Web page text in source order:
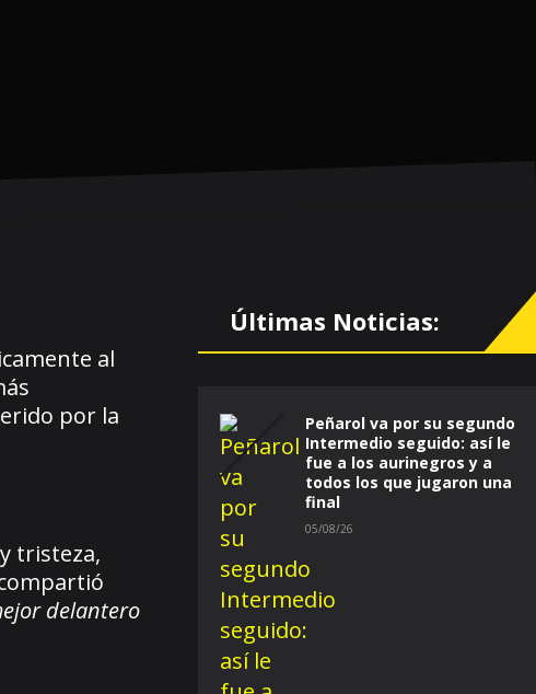
al
por la
tristeza,
delantero
Últimas Noticias:
Peñarol va por su segundo
Intermedio seguido: así le
fue a los aurinegros y a
todos los que jugaron una
final
05/08/26